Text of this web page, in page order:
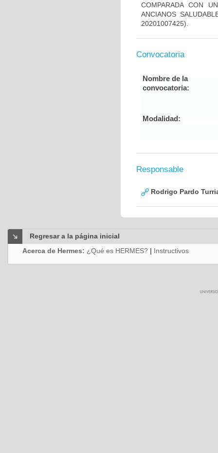
COMPARADA CON
ANCIANOS
20201007425).
Convocatoria
Nombre de la
convocatoria:
Modalidad:
Responsable
Rodrigo Pardo
Regresar a la página inicial
Acerca de Hermes: ¿Qué es HERMES? | Instructivos